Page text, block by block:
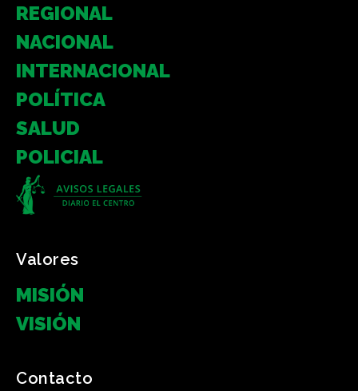
REGIONAL
NACIONAL
INTERNACIONAL
POLÍTICA
SALUD
POLICIAL
Valores
MISIÓN
VISIÓN
Contacto